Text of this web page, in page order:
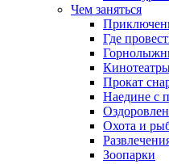
Чем заняться
Где
Прокат
Наедине с
Охота и
Зоопарки